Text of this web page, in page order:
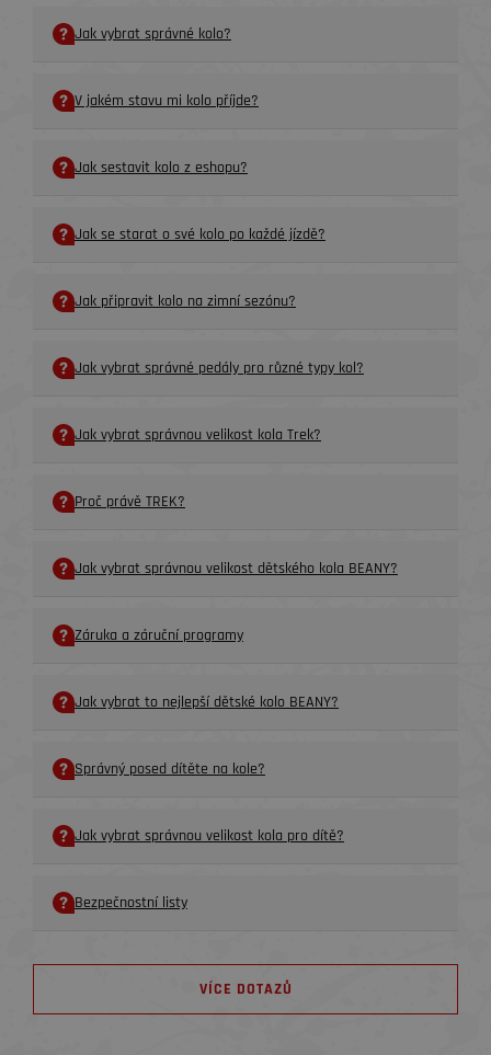
Jak vybrat správné kolo?
V jakém stavu mi kolo příjde?
Jak sestavit kolo z eshopu?
Jak se starat o své kolo po každé jízdě?
Jak připravit kolo na zimní sezónu?
Jak vybrat správné pedály pro různé typy kol?
Jak vybrat správnou velikost kola Trek?
Proč právě TREK?
Jak vybrat správnou velikost dětského kola BEANY?
Záruka a záruční programy
Jak vybrat to nejlepší dětské kolo BEANY?
Správný posed dítěte na kole?
Jak vybrat správnou velikost kola pro dítě?
Bezpečnostní listy
VÍCE DOTAZŮ